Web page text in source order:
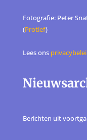
Fotografie: Peter
(Protief)
Lees ons
Berichten uit